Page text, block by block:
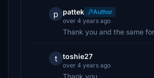
p pattek
Author
over 4 years ago
Thank you and the same
t toshie27
over 4 years ago
Thank you